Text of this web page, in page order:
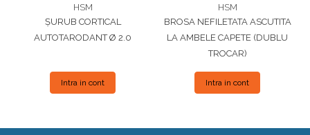
HSM
ȘURUB CORTICAL
AUTOTARODANT Ø 2.0
Intra in cont
HSM
BROSA NEFILETATA ASCUTITA
LA AMBELE CAPETE (DUBLU
TROCAR)
Intra in cont